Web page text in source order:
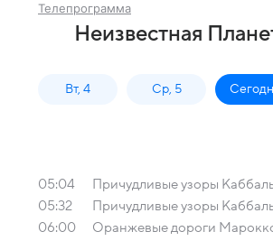
Телепрограмма
Неизвестная
Вт, 4 Ср, 5
05:04
Причудливые узоры
05:32
Причудливые узоры
06:00
Оранжевые дороги